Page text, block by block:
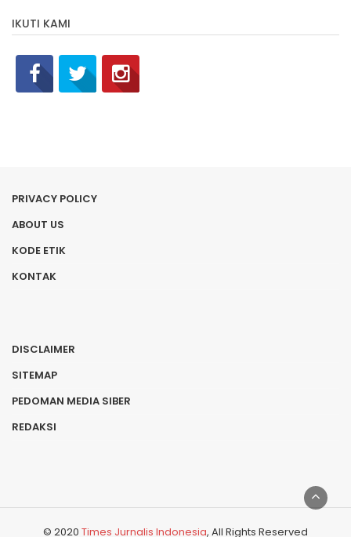
IKUTI KAMI
PRIVACY POLICY
ABOUT US
KODE ETIK
KONTAK
DISCLAIMER
SITEMAP
PEDOMAN MEDIA SIBER
REDAKSI
© 2020 Times Jurnalis Indonesia, All Rights Reserved